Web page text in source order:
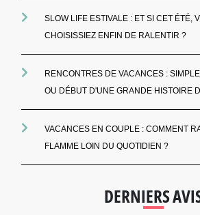
SLOW LIFE ESTIVALE : ET SI CET ÉTÉ,
CHOISISSIEZ ENFIN DE RALENTIR ?
RENCONTRES DE VACANCES :
OU DÉBUT D'UNE GRANDE HISTOIRE
VACANCES EN COUPLE : COMMENT
FLAMME LOIN DU QUOTIDIEN ?
DERNIERS